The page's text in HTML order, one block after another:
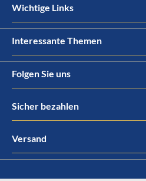
Wichtige Links
Interessante Themen
Folgen Sie uns
Sicher bezahlen
Versand